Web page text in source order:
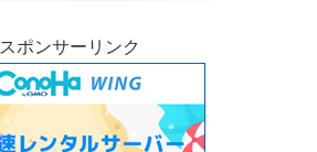
スポンサーリンク